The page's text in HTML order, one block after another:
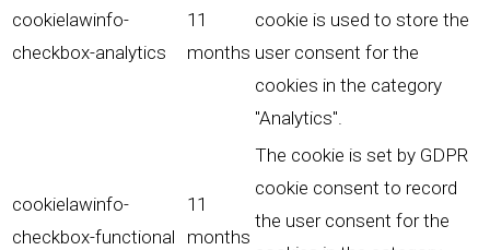
cookielawinfo-
checkbox-analytics
11
months
cookie is used to store the
user consent for the
cookies in the category
"Analytics".
cookielawinfo-
checkbox-functional
11
months
The cookie is set by GDPR
cookie consent to record
the user consent for the